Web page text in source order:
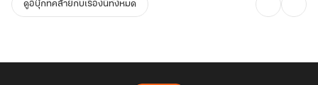
ดูอีบุ๊กที่คล้ายกับเรื่องนี้ทั้งหมด